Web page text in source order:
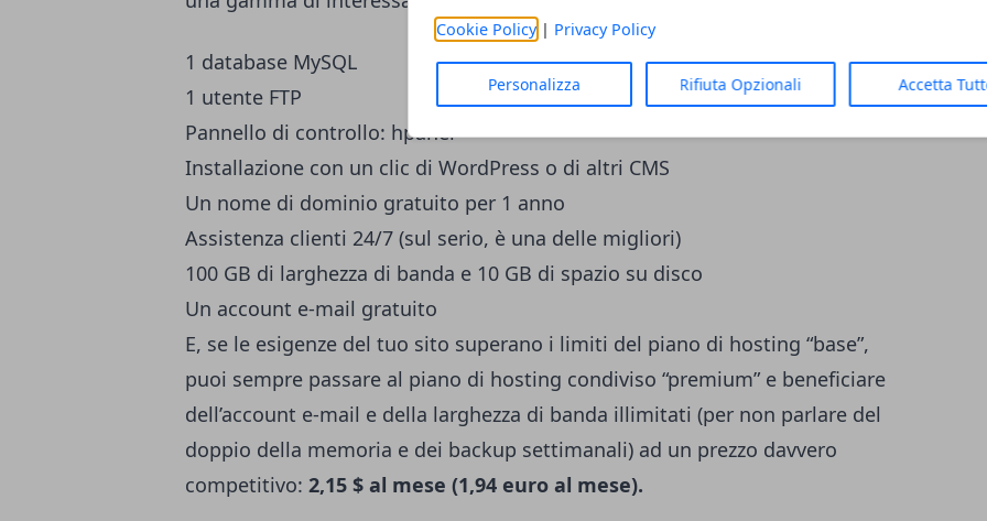
Cookie Policy| Privacy Policy
Personalizza Rifiuta Opzionali Accetta
1 database MySQL
1 utente FTP
Pannello di controllo: hpanel
Installazione con un clic di WordPress o di altri CMS
Un nome di dominio gratuito per 1 anno
Assistenza clienti 24/7 (sul serio, è una delle migliori)
100 GB di larghezza di banda e 10 GB di spazio su disco
Un account e-mail gratuito
E, se le esigenze del tuo sito superano i limiti del piano di hosting “base”,
puoi sempre passare al piano di hosting condiviso “premium” e beneficiare
dell’account e-mail e della larghezza di banda illimitati (per non parlare del
doppio della memoria e dei backup settimanali) ad un prezzo davvero
competitivo: 2,15 $ al mese (1,94 euro al mese).